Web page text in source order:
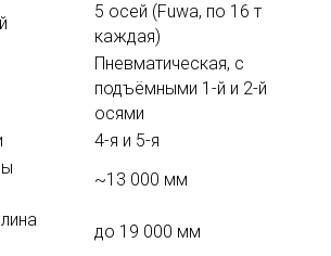
5 осей (Fuwa, по 16 т
каждая)
Пневматическая, с
подъёмными 1-й и 2-й
осями
4-я и 5-я
~13 000 мм
до 19 000 мм